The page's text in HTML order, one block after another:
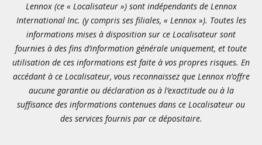
Lennox (ce « Localisateur ») sont indépendants de Lennox
International Inc. (y compris ses filiales, « Lennox »). Toutes les
informations mises à disposition sur ce Localisateur sont
fournies à des fins d’information générale uniquement, et toute
utilisation de ces informations est faite à vos propres risques. En
accédant à ce Localisateur, vous reconnaissez que Lennox n’offre
aucune garantie ou déclaration as à l’exactitude ou à la
suffisance des informations contenues dans ce Localisateur ou
des services fournis par ce dépositaire.